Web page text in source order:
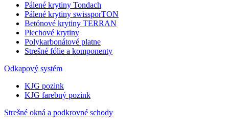
Pálené krytiny Tondach
Pálené krytiny swissporTON
Betónové krytiny TERRAN
Plechové krytiny
Polykarbonátové platne
Strešné fólie a komponenty
Odkapový systém
KJG pozink
KJG farebný pozink
Strešné okná a podkrovné schody